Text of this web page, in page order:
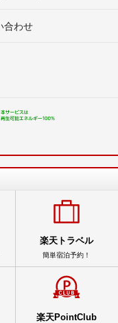
合わせ
楽天トラベル
簡単宿泊予約！
楽天PointClub